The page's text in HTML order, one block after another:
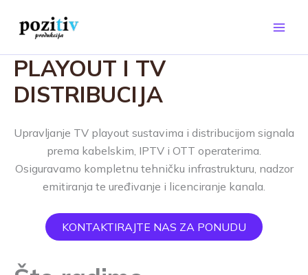
PLAYOUT I TV
DISTRIBUCIJA
Upravljanje TV playout sustavima i distribucijom signala
prema kabelskim, IPTV i OTT operaterima.
Osiguravamo kompletnu tehničku infrastrukturu, nadzor
emitiranja te uređivanje i licenciranje kanala.
KONTAKTIRAJTE NAS ZA PONUDU